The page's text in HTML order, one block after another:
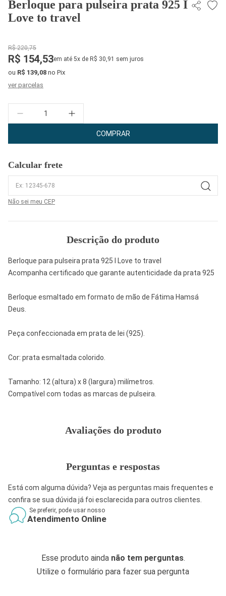
Berloque para pulseira prata 925 I
Love to travel
R$ 220,75
R$ 154,53em até 5x de R$ 30,91 sem juros
ou R$ 139,08 no Pix
ver parcelas
Quantidade
COMPRAR
Calcular frete
Não sei meu CEP
Descrição do produto
Berloque para pulseira prata 925 I Love to travel
Acompanha certificado que garante autenticidade da prata 925
Berloque esmaltado em formato de mão de Fátima Hamsá
Deus.
Peça confeccionada em prata de lei (925).
Cor: prata esmaltada colorido.
Tamanho: 12 (altura) x 8 (largura) milímetros.
Compatível com todas as marcas de pulseira.
Avaliações do produto
Perguntas e respostas
Está com alguma dúvida? Veja as perguntas mais frequentes e
confira se sua dúvida já foi esclarecida para outros clientes.
Se preferir, pode usar nosso
Atendimento Online
Esse produto ainda não tem perguntas.
Utilize o formulário para fazer sua pergunta